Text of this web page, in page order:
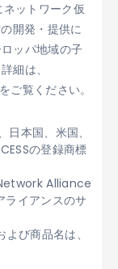
ットワーク仮
開発・提供に
ッパ地域の子
細は、
をご覧ください。
本国、米国、
の登録商標
Alliance
ライアンスのサ
び商品名は、